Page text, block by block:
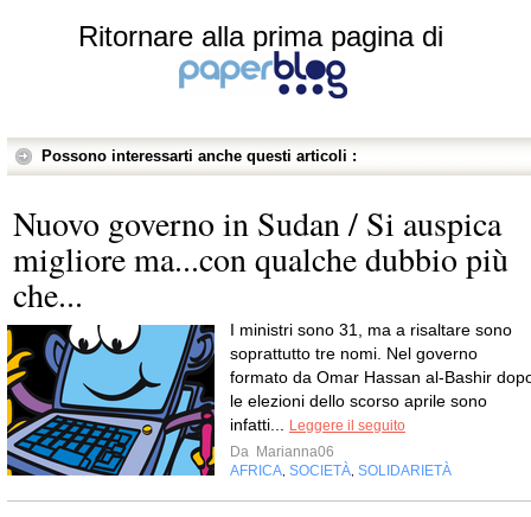
Ritornare alla prima pagina di
Possono interessarti anche questi articoli :
Nuovo governo in Sudan / Si auspica
migliore ma...con qualche dubbio più
che...
I ministri sono 31, ma a risaltare sono
soprattutto tre nomi. Nel governo
formato da Omar Hassan al-Bashir
le elezioni dello scorso aprile sono
infatti...
Leggere il seguito
Da Marianna06
AFRICA SOCIETÀ SOLIDARIETÀ